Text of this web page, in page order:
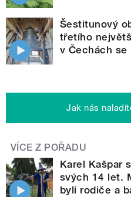
Šestitunový
třetího
v Čechách se
Jak nás
VÍCE Z POŘADU
Karel Kašpar
svých 14 let.
byli rodiče a